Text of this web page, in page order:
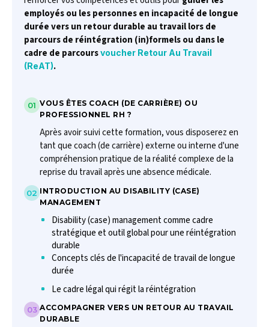
employés ou les personnes en incapacité de longue
durée vers un retour durable au travail lors de
parcours de réintégration (in)formels ou dans le
cadre de parcoursvoucher Retour Au Travail
(ReAT).
01 VOUS ÊTES COACH (DE CARRIÈRE) OU
PROFESSIONNEL RH ?
Après avoir suivi cette formation, vous disposerez en
tant que coach (de carrière) externe ou interne d'une
compréhension pratique de la réalité complexe de la
reprise du travail après une absence médicale.
02 INTRODUCTION AU DISABILITY (CASE)
MANAGEMENT
Disability (case) management comme cadre
stratégique et outil global pour une réintégration
durable
Concepts clés de l'incapacité de travail de longue
durée
Le cadre légal qui régit la réintégration
03 ACCOMPAGNER VERS UN RETOUR AU TRAVAIL
DURABLE